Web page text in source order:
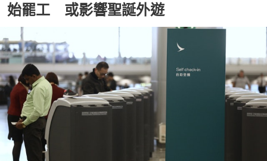
始罷工 或影響聖誕外遊